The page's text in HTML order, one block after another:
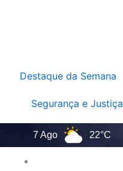
Destaque da Semana
Segurança e Justiça
7 Ago 22°C